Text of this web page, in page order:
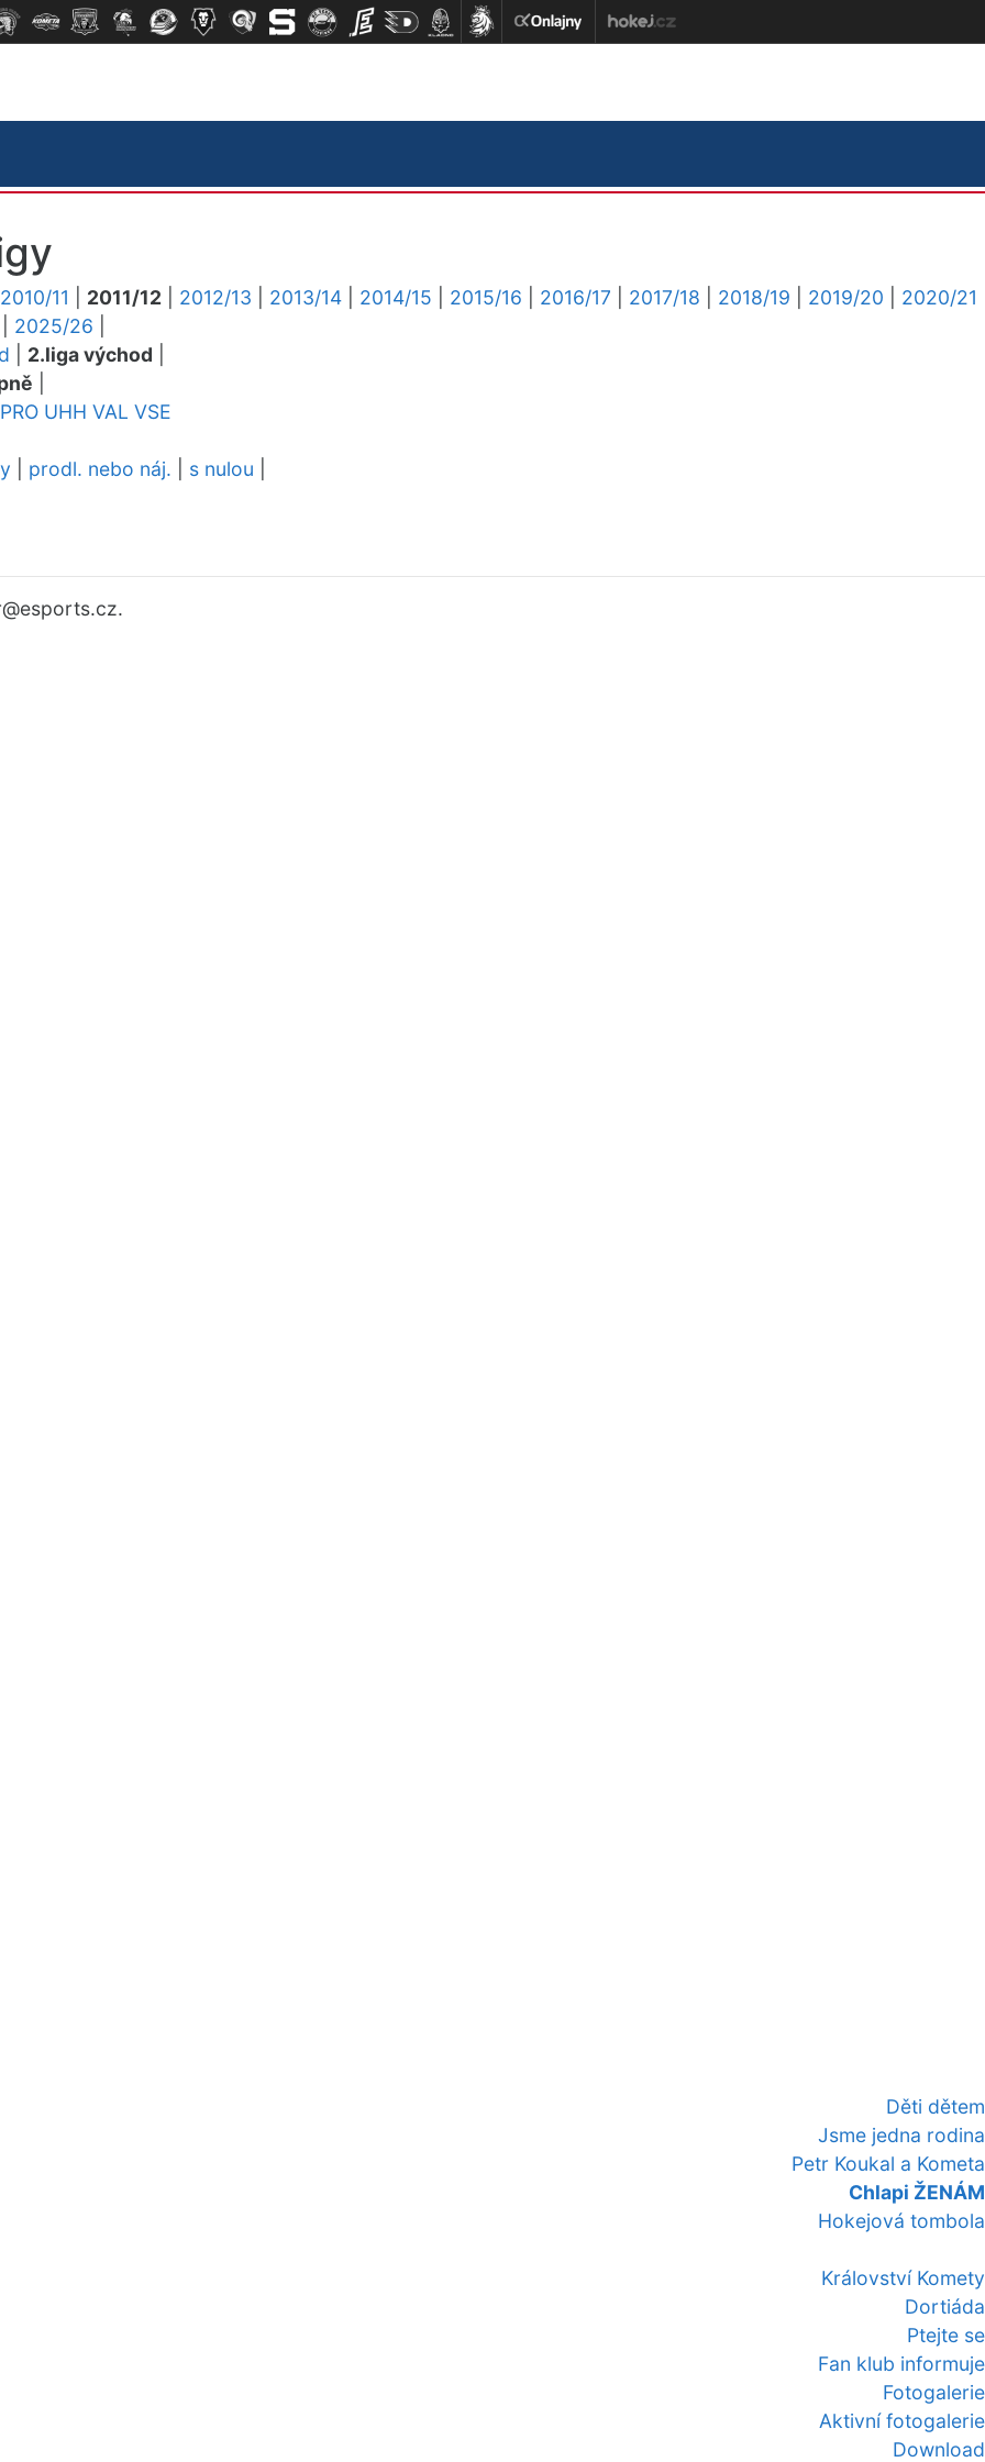
Děti dětem
Jsme jedna rodina
Petr Koukal a Kometa
Chlapi ŽENÁM
Hokejová tombola
Království Komety
Dortiáda
Ptejte se
Fan klub informuje
Fotogalerie
Aktivní fotogalerie
Download
2010/11 2011/12 2012/13 2013/14 2014/15 2015/16 2016/17 2017/18 2018/19 2019/20
2020/21
2025/26
2.liga východ
PRO UHH VAL VSE
prodl. nebo náj. s nulou
@esports.cz.